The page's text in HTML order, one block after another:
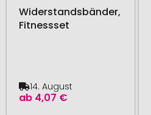
Widerstandsbänder,
Fitnessset
ab 4,07 €
14. August